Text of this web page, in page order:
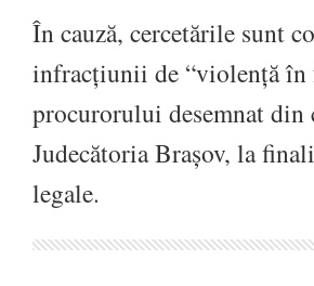
În cauză, cercetările sunt
infracțiunii de “violență în
procurorului desemnat din
Judecătoria Brașov, la
legale.